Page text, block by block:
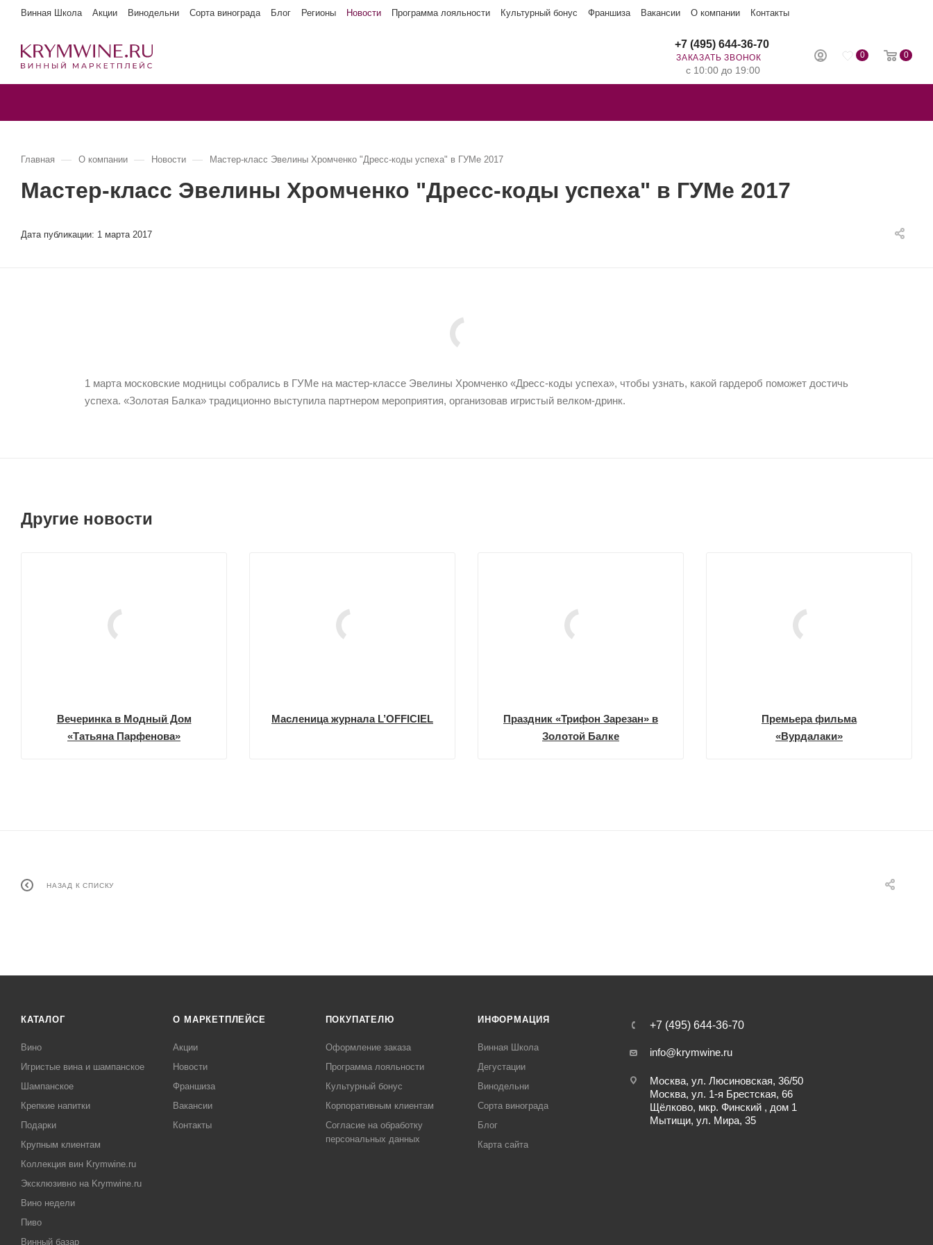
Винная Школа Акции Винодельни Сорта винограда Блог Регионы Новости Программа лояльности Культурный бонус Франшиза Вакансии О компании Контакты
0 0
+7 (495) 644-36-70
ЗАКАЗАТЬ ЗВОНОК
с 10:00 до 19:00
Главная — О компании — Новости — Мастер-класс Эвелины Хромченко "Дресс-коды успеха" в ГУМе 2017
Мастер-класс Эвелины Хромченко "Дресс-коды успеха" в ГУМе 2017
Дата публикации: 1 марта 2017
1 марта московские модницы собрались в ГУМе на мастер-классе Эвелины Хромченко «Дресс-коды успеха», чтобы узнать, какой гардероб поможет достичь
успеха. «Золотая Балка» традиционно выступила партнером мероприятия, организовав игристый велком-дринк.
Другие новости
Вечеринка в Модный Дом
«Татьяна Парфенова»
Масленица журнала L’OFFICIEL
Праздник «Трифон Зарезан» в
Золотой Балке
Премьера фильма
«Вурдалаки»
НАЗАД К СПИСКУ
КАТАЛОГ
Вино
Игристые вина и шампанское
Шампанское
Крепкие напитки
Подарки
Крупным клиентам
Коллекция вин Krymwine.ru
Эксклюзивно на Krymwine.ru
Вино недели
Пиво
Винный базар
О МАРКЕТПЛЕЙСЕ
Акции
Новости
Франшиза
Вакансии
Контакты
ПОКУПАТЕЛЮ
Оформление заказа
Программа лояльности
Культурный бонус
Корпоративным клиентам
Согласие на обработку
персональных данных
ИНФОРМАЦИЯ
Винная Школа
Дегустации
Винодельни
Сорта винограда
Блог
Карта сайта
+7 (495) 644-36-70
info@krymwine.ru
Москва, ул. Люсиновская, 36/50
Москва, ул. 1-я Брестская, 66
Щёлково, мкр. Финский , дом 1
Мытищи, ул. Мира, 35